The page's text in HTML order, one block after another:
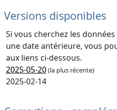
Versions disponibles
Si vous cherchez les
une date antérieure, vous
aux liens ci-dessous.
2025-05-20(la plus récente)
2025-02-14